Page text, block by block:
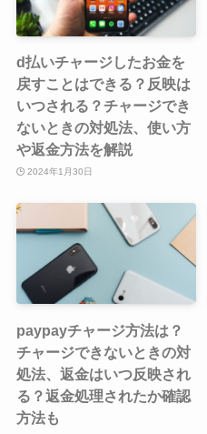
d払いチャージしたお金を
戻すことはできる？反映は
いつされる？チャージでき
ないときの対処法、使い方
や返金方法を解説
2024年1月30日
paypayチャージ方法は？
チャージできないときの対
処法、返金はいつ反映され
る？返金処理されたか確認
方法も